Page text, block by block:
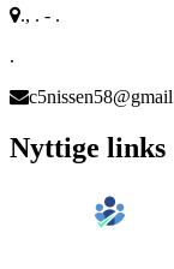
., . - .
.
Nyttige links